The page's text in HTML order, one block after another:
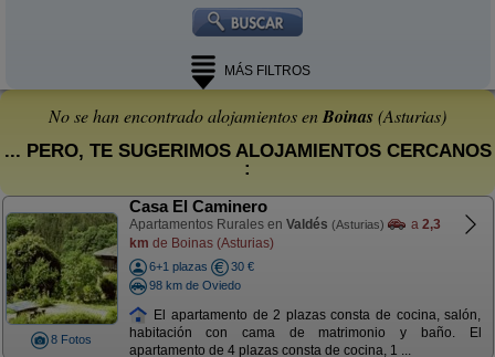
MÁS FILTROS
No se han encontrado alojamientos enBoinas(Asturias)
... PERO, TE SUGERIMOS ALOJAMIENTOS CERCANOS
:
8 Fotos
Casa El Caminero
Apartamentos Rurales en Valdés (Asturias) a 2,3
km de Boinas (Asturias)
6+1 plazas
30 €
98 km de Oviedo
El apartamento de 2 plazas consta de cocina, salón,
habitación con cama de matrimonio y baño. El
apartamento de 4 plazas consta de cocina, 1 ...